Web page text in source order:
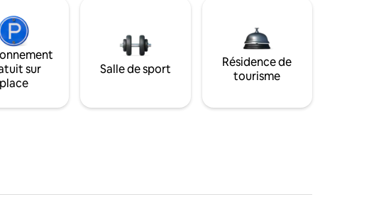
sur
place
Salle de sport
Résidence de
tourisme